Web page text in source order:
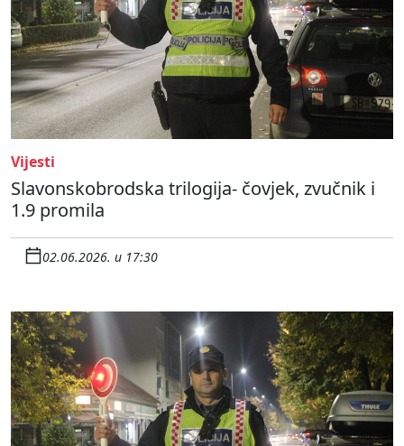
Vijesti
Slavonskobrodska trilogija- čovjek, zvučnik i
1.9 promila
02.06.2026. u 17:30